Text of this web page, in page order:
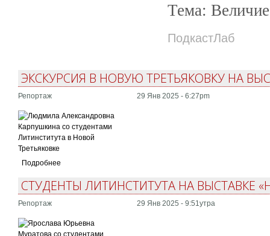
Тема:
ПодкастЛаб
ЭКСКУРСИЯ В НОВУЮ ТРЕТЬЯКОВКУ НА
Репортаж 29 Янв 2025 - 6:27pm
Подробнее
СТУДЕНТЫ ЛИТИНСТИТУТА НА ВЫСТАВКЕ
Репортаж 29 Янв 2025 - 9:51утра